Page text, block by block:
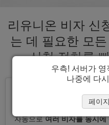
리유니온 비자 신
는 데 필요한 모
신청 절차를
자동으로여러 비자를 동시에
우측! 서버가
나중에 다
페이